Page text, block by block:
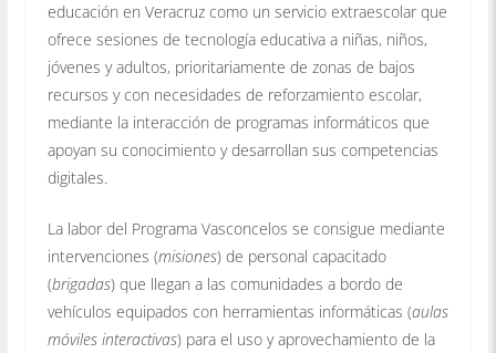
educación en Veracruz como un servicio extraescolar que
ofrece sesiones de tecnología educativa a niñas, niños,
jóvenes y adultos, prioritariamente de zonas de bajos
recursos y con necesidades de reforzamiento escolar,
mediante la interacción de programas informáticos que
apoyan su conocimiento y desarrollan sus competencias
digitales.
La labor del Programa Vasconcelos se consigue mediante
intervenciones (misiones) de personal capacitado
(brigadas) que llegan a las comunidades a bordo de
vehículos equipados con herramientas informáticas (aulas
móviles interactivas) para el uso y aprovechamiento de la